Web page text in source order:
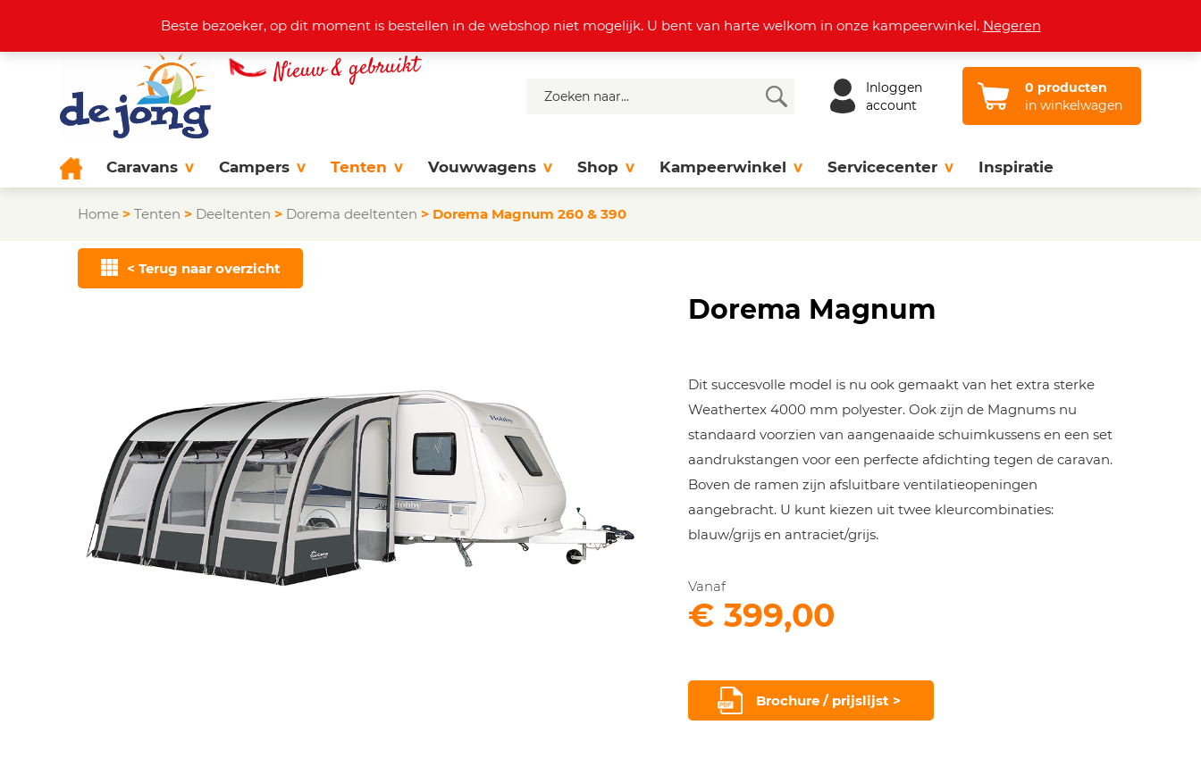
Actuele aanbod +31 (0)38 444 37 77 info@dejonghattem.nl Openingstijden Vacatures
Inloggen
account
0 producten
in winkelwagen
Caravans Campers Tenten Vouwwagens Shop Kampeerwinkel Servicecenter Inspiratie
Home > Tenten > Deeltenten > Dorema deeltenten > Dorema Magnum 260 & 390
< Terug naar overzicht
Dorema Magnum
Dit succesvolle model is nu ook gemaakt van het extra sterke
Weathertex 4000 mm polyester. Ook zijn de Magnums nu
standaard voorzien van aangenaaide schuimkussens en een set
aandrukstangen voor een perfecte afdichting tegen de caravan.
Boven de ramen zijn afsluitbare ventilatieopeningen
aangebracht. U kunt kiezen uit twee kleurcombinaties:
blauw/grijs en antraciet/grijs.
Vanaf
€ 399,00
Brochure / prijslijst >
Beste bezoeker, op dit moment is bestellen in de webshop niet mogelijk. U bent van harte welkom in onze kampeerwinkel. Negeren